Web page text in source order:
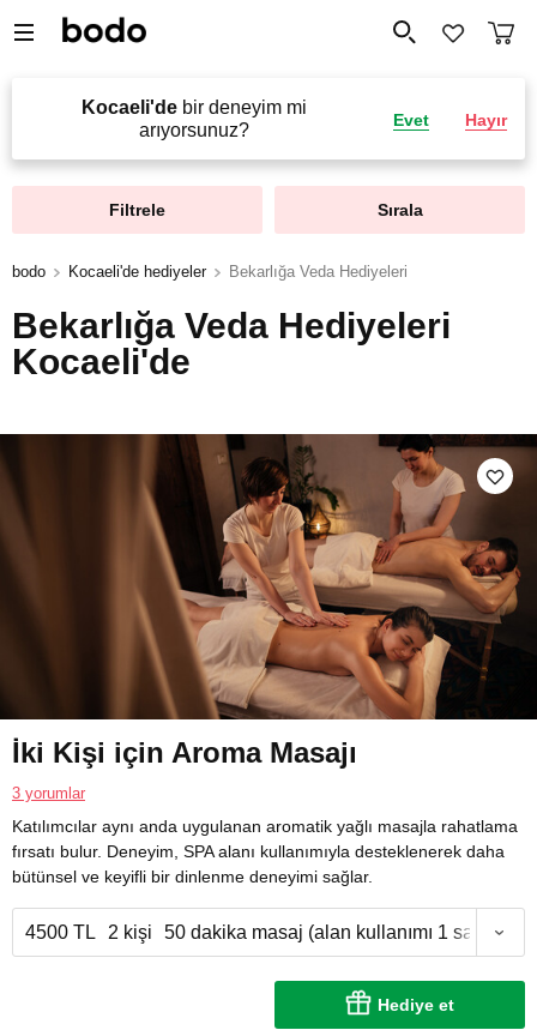
Kocaeli'debir deneyim mi
arıyorsunuz?
Evet Hayır
Filtrele Sırala
bodo Kocaeli'de hediyeler Bekarlığa Veda Hediyeleri
Bekarlığa Veda Hediyeleri
Kocaeli'de
İki Kişi için Aroma Masajı
3 yorumlar
Katılımcılar aynı anda uygulanan aromatik yağlı masajla rahatlama
fırsatı bulur. Deneyim, SPA alanı kullanımıyla desteklenerek daha
bütünsel ve keyifli bir dinlenme deneyimi sağlar.
4500 TL 2 kişi 50 dakika masaj (alan kullanımı 1 saat)
Hediye et